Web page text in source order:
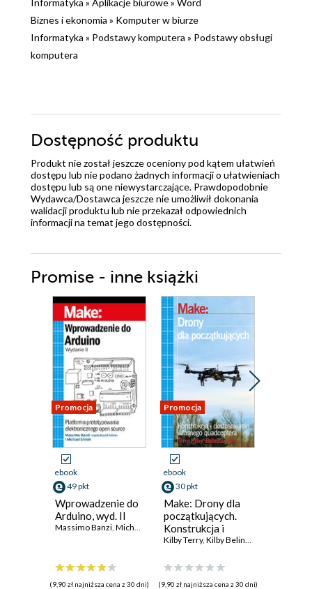
Informatyka » Aplikacje biurowe» Word
Biznes i ekonomia » Komputer w biurze
Informatyka » Podstawy komputera » Podstawy obsługi
komputera
Dostępność produktu
Produkt nie został jeszcze oceniony pod kątem ułatwień
dostępu lub nie podano żadnych informacji o ułatwieniach
dostępu lub są one niewystarczające. Prawdopodobnie
Wydawca/Dostawca jeszcze nie umożliwił dokonania
walidacji produktu lub nie przekazał odpowiednich
informacji na temat jego dostępności.
Promise - inne książki
Promocja
ebook
49 pkt
Wprowadzenie do
Arduino, wyd. II
Massimo Banzi, Michael Shiloh
(9,90 zł najniższa cena z 30 dni)
Promocja
ebook
30 pkt
Make: Drony dla
początkujących.
Konstrukcja i
dostosowanie
quadcoptera
Kilby Terry, Kilby Belinda
(9,90 zł najniższa cena z 30 dni)